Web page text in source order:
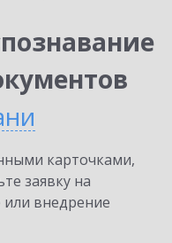
карточками,
заявку на
внедрение